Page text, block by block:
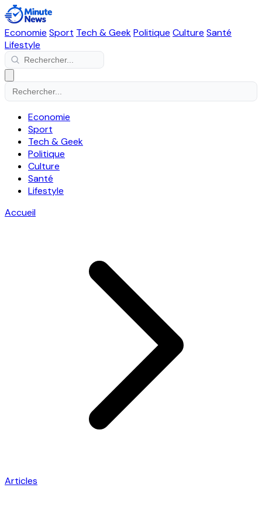
Economie Sport Tech & GeekPolitique Culture Santé
Lifestyle
Economie
Sport
Tech & Geek
Politique
Culture
Santé
Lifestyle
Accueil
Articles